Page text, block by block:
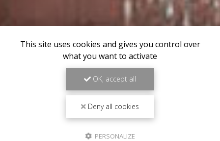
This site uses cookies and gives you control over
what you want to activate
OK, accept all
Deny all cookies
PERSONALIZE